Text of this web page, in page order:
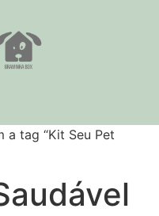
a tag “Kit Seu Pet